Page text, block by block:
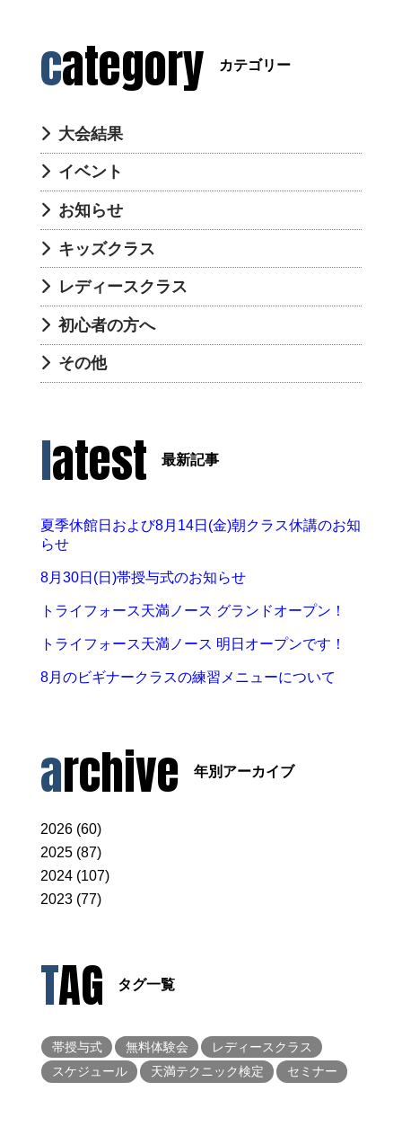
category カテゴリー
大会結果
イベント
お知らせ
キッズクラス
レディースクラス
初心者の方へ
その他
latest 最新記事
夏季休館日および8月14日(金)朝クラス休講のお知
らせ
8月30日(日)帯授与式のお知らせ
トライフォース天満ノース グランドオープン！
トライフォース天満ノース 明日オープンです！
8月のビギナークラスの練習メニューについて
archive 年別アーカイブ
2026 (60)
2025 (87)
2024 (107)
2023 (77)
TAG タグ一覧
帯授与式 無料体験会
レディースクラス
スケジュール
天満テクニック検定 セミナー